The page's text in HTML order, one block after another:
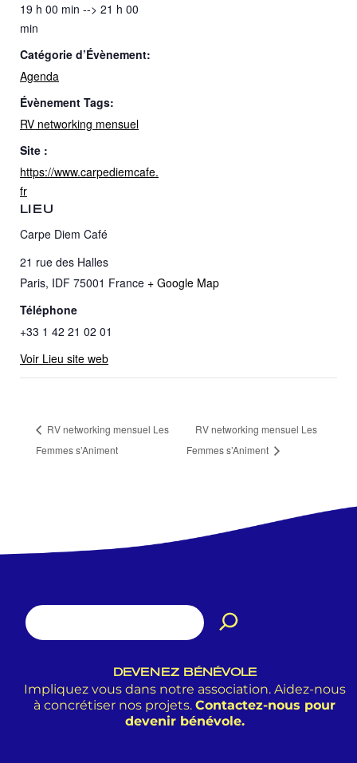
19 h 00 min --> 21 h 00
min
Catégorie d’Évènement:
Agenda
Évènement Tags:
RV networking mensuel
Site :
https://www.carpediemcafe.
fr
LIEU
Carpe Diem Café
21 rue des Halles
Paris, IDF 75001 France + Google Map
Téléphone
+33 1 42 21 02 01
Voir Lieu site web
RV networking mensuel Les
Femmes s’Animent
RV networking mensuel Les
Femmes s’Animent
DEVENEZ BÉNÉVOLE
Impliquez vous dans notre association. Aidez-nous
à concrétiser nos projets. Contactez-nous pour
devenir bénévole.